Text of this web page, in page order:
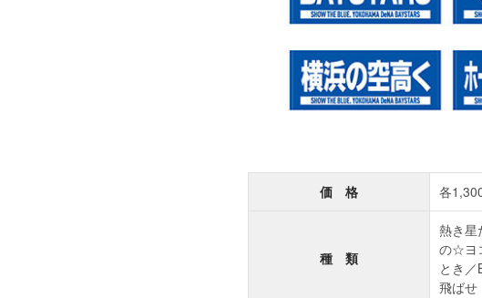
価 格 各
種 類
熱き星
の☆ヨ
とき
飛ばせ